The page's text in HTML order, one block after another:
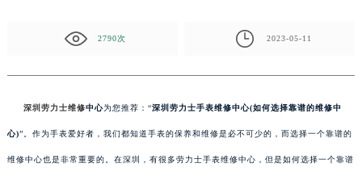
2790次 2023-05-11
深圳劳力士维修中心为您推荐：“深圳劳力士手表维修中心(如何选择靠谱的维修中
心)”。作为手表爱好者，我们都知道手表的保养和维修是必不可少的，而选择一个靠谱的
维修中心也是非常重要的。在深圳，有很多劳力士手表维修中心，但是如何选择一个靠谱